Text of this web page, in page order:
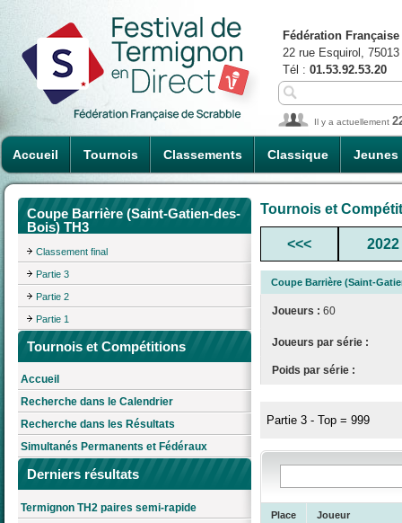
Accueil Tournois Classements Classique Jeunes
Fédération
22 rue Esquirol,
Tél : 01.53.92.53.20
Il y a actuellement
Coupe Barrière (Saint-Gatien-des-
Bois) TH3
Classement final
Partie 3
Partie 2
Partie 1
Tournois et Compétitions
Accueil
Recherche dans le Calendrier
Recherche dans les Résultats
Simultanés Permanents et Fédéraux
Derniers résultats
Termignon TH2 paires semi-rapide
Tournois et
<<< 2022
Coupe Barrière (Saint-
Joueurs : 60
Joueurs par série :
Poids par série :
Partie 3 - Top = 999
Place Joueur